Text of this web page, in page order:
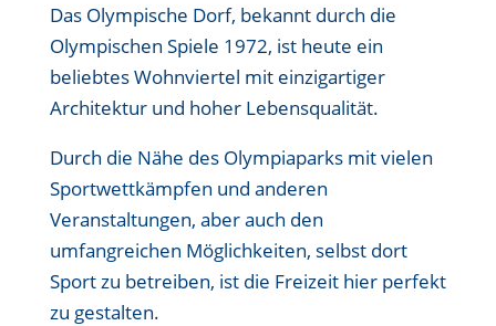
Das Olympische Dorf, bekannt durch die
Olympischen Spiele 1972, ist heute ein
beliebtes Wohnviertel mit einzigartiger
Architektur und hoher Lebensqualität.
Durch die Nähe des Olympiaparks mit vielen
Sportwettkämpfen und anderen
Veranstaltungen, aber auch den
umfangreichen Möglichkeiten, selbst dort
Sport zu betreiben, ist die Freizeit hier perfekt
zu gestalten.